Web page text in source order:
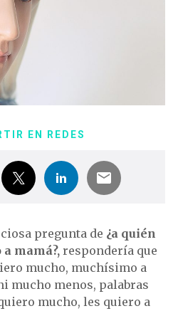
EN REDES
pregunta de ¿a quién
mamá?, respondería que
mucho, muchísimo a
mucho menos, palabras
mucho, les quiero a